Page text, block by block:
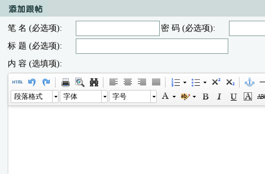
笔 名 (必选项):
密 码 (必选项):
标 题 (必选项):
内 容 (选填项):
段落格式 字体 字号